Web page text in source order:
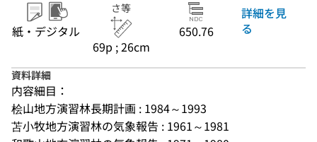
紙・デジタル
さ等
69p ; 26cm
650.76
詳細を見
る
資料詳細
内容細目：
桧山地方演習林長期計画 : 1984～1993
苫小牧地方演習林の気象報告 : 1961～1981